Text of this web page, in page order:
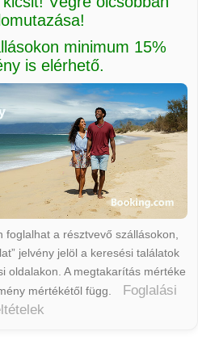
minimum 15%
is elérhető.
a résztvevő szállásokon,
jelvény jelöl a keresési találatok
oldalakon. A megtakarítás mértéke
mértékétől függ.
Foglalási